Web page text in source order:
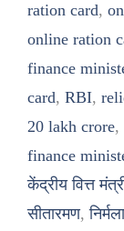
ration card,
online ration
finance
card, RBI,
20 lakh crore,
finance
केंद्रीय वित्त
सीतारमण,